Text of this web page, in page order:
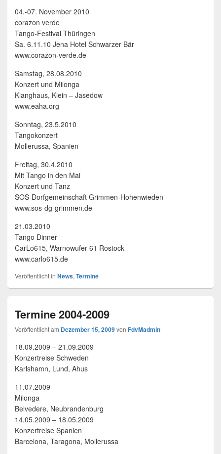
04.-07. November 2010
corazon verde
Tango-Festival Thüringen
Sa. 6.11.10 Jena Hotel Schwarzer Bär
www.corazon-verde.de
Samstag, 28.08.2010
Konzert und Milonga
Klanghaus, Klein – Jasedow
www.eaha.org
Sonntag, 23.5.2010
Tangokonzert
Mollerussa, Spanien
Freitag, 30.4.2010
Mit Tango in den Mai
Konzert und Tanz
SOS-Dorfgemeinschaft Grimmen-Hohenwieden
www.sos-dg-grimmen.de
21.03.2010
Tango Dinner
CarLo615, Warnowufer 61 Rostock
www.carlo615.de
Veröffentlicht in News, Termine
Termine 2004-2009
Veröffentlicht am Dezember 15, 2009von FdvMadmin
18.09.2009 – 21.09.2009
Konzertreise Schweden
Karlshamn, Lund, Ahus
11.07.2009
Milonga
Belvedere, Neubrandenburg
14.05.2009 – 18.05.2009
Konzertreise Spanien
Barcelona, Taragona, Mollerussa